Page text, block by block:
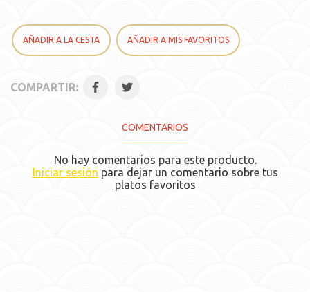
AÑADIR A LA CESTA AÑADIR A MIS FAVORITOS
COMPARTIR:
COMENTARIOS
No hay comentarios para este producto.
Iniciar sesión para dejar un comentario sobre tus
platos favoritos